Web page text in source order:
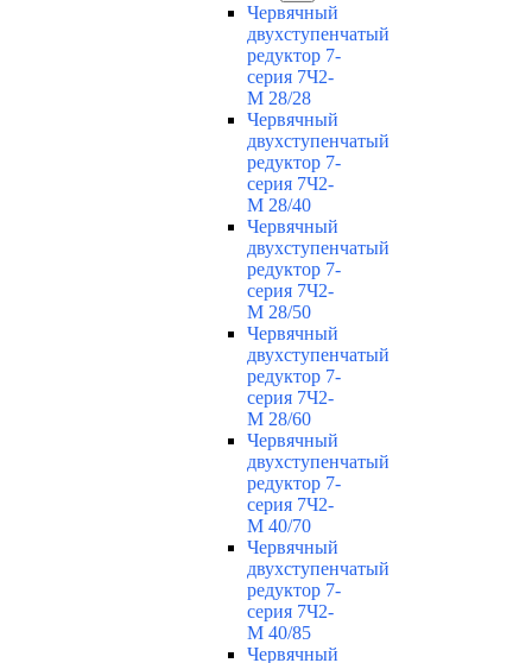
Червячный
двухступенчатый
редуктор 7-
серия 7Ч2-
М 28/28
Червячный
двухступенчатый
редуктор 7-
серия 7Ч2-
М 28/40
Червячный
двухступенчатый
редуктор 7-
серия 7Ч2-
М 28/50
Червячный
двухступенчатый
редуктор 7-
серия 7Ч2-
М 28/60
Червячный
двухступенчатый
редуктор 7-
серия 7Ч2-
М 40/70
Червячный
двухступенчатый
редуктор 7-
серия 7Ч2-
М 40/85
Червячный